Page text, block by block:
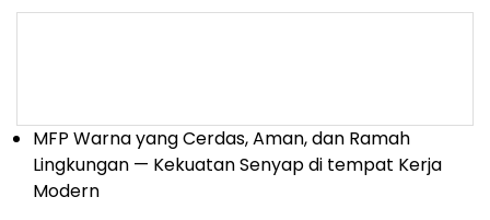
MFP Warna yang Cerdas, Aman, dan Ramah
Lingkungan — Kekuatan Senyap di tempat Kerja
Modern